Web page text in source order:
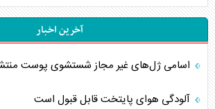
آخرین اخبار
اسامی ژل‌های غیر مجاز شستشوی پوست
آلودگی هوای پایتخت قابل قبول است